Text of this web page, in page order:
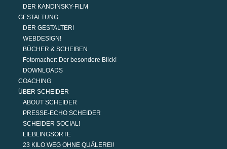
DER KANDINSKY-FILM
GESTALTUNG
DER GESTALTER!
WEBDESIGN!
BÜCHER & SCHEIBEN
Fotomacher: Der besondere Blick!
DOWNLOADS
COACHING
ÜBER SCHEIDER
ABOUT SCHEIDER
PRESSE-ECHO SCHEIDER
SCHEIDER SOCIAL!
LIEBLINGSORTE
23 KILO WEG OHNE QUÄLEREI!